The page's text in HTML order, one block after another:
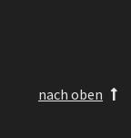
nach oben